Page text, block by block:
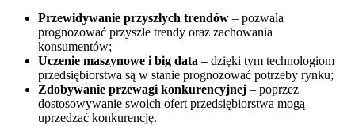
Przewidywanie przyszłych trendów – pozwala
prognozować przyszłe trendy oraz zachowania
konsumentów;
Uczenie maszynowe i big data – dzięki tym technologiom
przedsiębiorstwa są w stanie prognozować potrzeby rynku;
Zdobywanie przewagi konkurencyjnej – poprzez
dostosowywanie swoich ofert przedsiębiorstwa mogą
uprzedzać konkurencję.